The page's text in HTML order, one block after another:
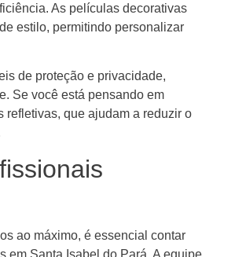
As películas decorativas
estilo, permitindo personalizar
de proteção e privacidade,
Se você está pensando em
refletivas, que ajudam a reduzir o
ao máximo, é essencial contar
em Santa Isabel do Pará. A equipe